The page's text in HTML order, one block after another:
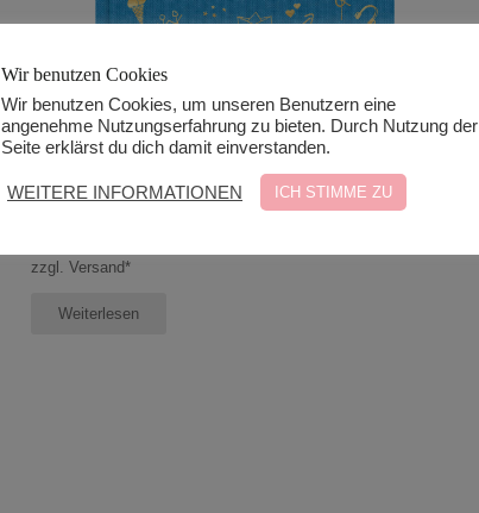
Freundebuch für Erwachsene (Hardcover)
zzgl. Versand*
Weiterlesen
Wir benutzen Cookies
Wir benutzen Cookies, um unseren Benutzern eine
angenehme Nutzungserfahrung zu bieten. Durch Nutzung der
Seite erklärst du dich damit einverstanden.
WEITERE INFORMATIONEN ICH STIMME ZU